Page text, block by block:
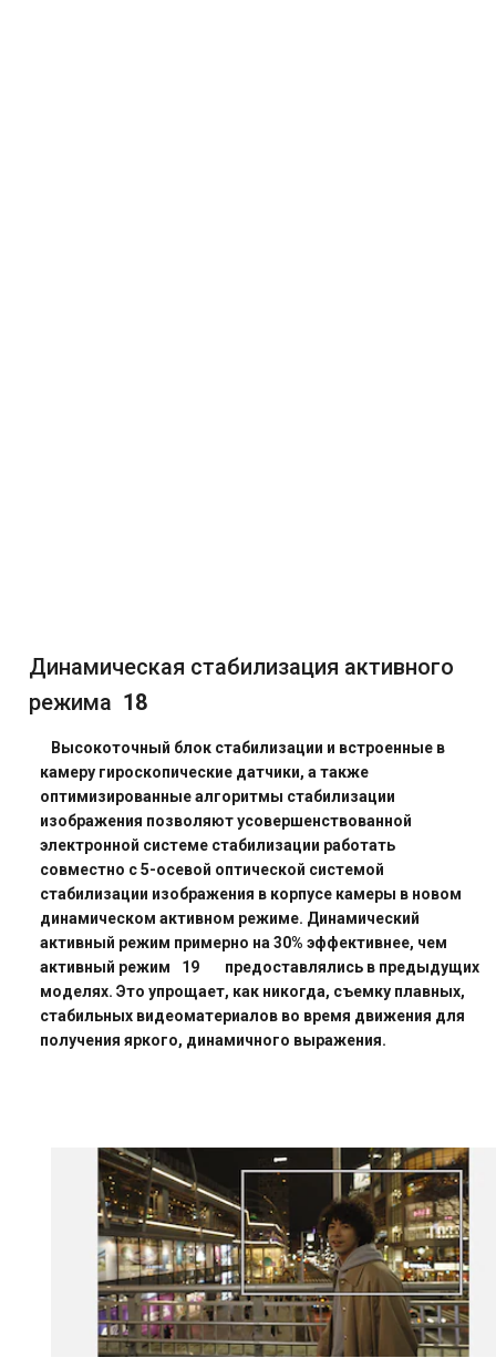
Динамическая стабилизация активного
режима 18
Высокоточный блок стабилизации и встроенные в
камеру гироскопические датчики, а также
оптимизированные алгоритмы стабилизации
изображения позволяют усовершенствованной
электронной системе стабилизации работать
совместно с 5-осевой оптической системой
стабилизации изображения в корпусе камеры в новом
динамическом активном режиме. Динамический
активный режим примерно на 30% эффективнее, чем
активный режим
19
предоставлялись в предыдущих
моделях. Это упрощает, как никогда, съемку плавных,
стабильных видеоматериалов во время движения для
получения яркого, динамичного выражения.